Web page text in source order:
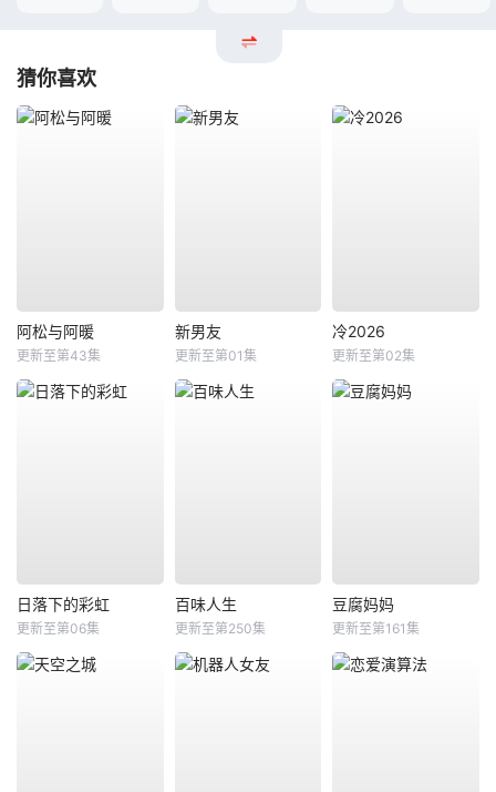
猜你喜欢
阿松与阿暖
更新至第43集
新男友
更新至第01集
冷2026
更新至第02集
日落下的彩虹
更新至第06集
百味人生
更新至第250集
豆腐妈妈
更新至第161集